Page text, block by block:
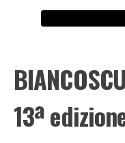
13ª